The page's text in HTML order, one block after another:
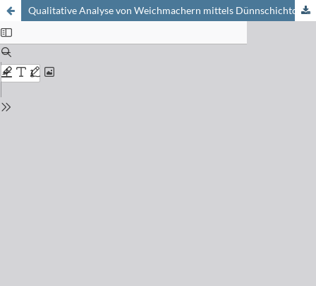
Qualitative Analyse von Weichmachern mittels Dünnschichtchromatographie